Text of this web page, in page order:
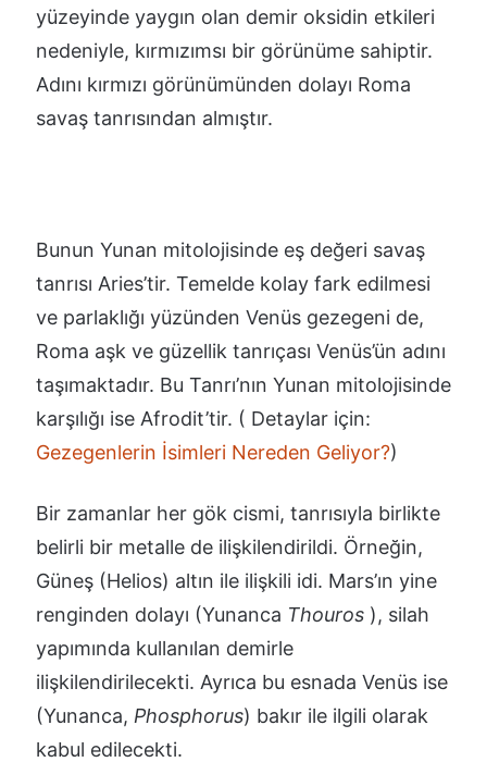
yüzeyinde yaygın olan demir oksidin etkileri
nedeniyle, kırmızımsı bir görünüme sahiptir.
Adını kırmızı görünümünden dolayı Roma
savaş tanrısından almıştır.
Bunun Yunan mitolojisinde eş değeri savaş
tanrısı Aries’tir. Temelde kolay fark edilmesi
ve parlaklığı yüzünden Venüs gezegeni de,
Roma aşk ve güzellik tanrıçası Venüs’ün adını
taşımaktadır. Bu Tanrı’nın Yunan mitolojisinde
karşılığı ise Afrodit’tir. ( Detaylar için:
Gezegenlerin İsimleri Nereden Geliyor?)
Bir zamanlar her gök cismi, tanrısıyla birlikte
belirli bir metalle de ilişkilendirildi. Örneğin,
Güneş (Helios) altın ile ilişkili idi. Mars’ın yine
renginden dolayı (Yunanca Thouros ), silah
yapımında kullanılan demirle
ilişkilendirilecekti. Ayrıca bu esnada Venüs ise
(Yunanca, Phosphorus) bakır ile ilgili olarak
kabul edilecekti.